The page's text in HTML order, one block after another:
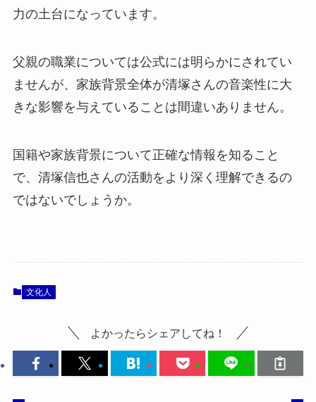
力の土台になっています。
父親の職業については公式には明らかにされてい
ませんが、家族背景全体が清塚さんの音楽性に大
きな影響を与えていることは間違いありません。
国籍や家族背景について正確な情報を知ること
で、清塚信也さんの活動をより深く理解できるの
ではないでしょうか。
文化人
よかったらシェアしてね！